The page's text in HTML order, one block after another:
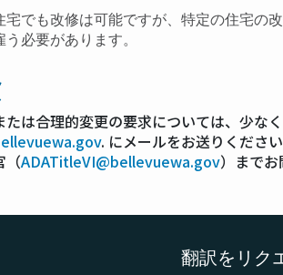
でも改修は可能ですが、特定の住宅の
必要があります。
たは合理的変更の要求については、少な
. にメールをお送りくださ
（ADATitleVI@bellevuewa.gov）までお
翻訳をリク